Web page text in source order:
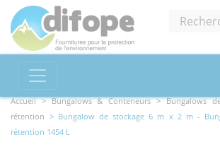
Accueil >Bungalows & Conteneurs> Bungalows
rétention > Bungalow de stockage 6 m x 2 m -
rétention 1454 L